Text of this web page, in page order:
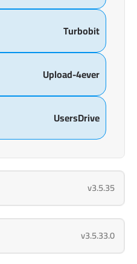
Turbobit
Upload-4ever
UsersDrive
v3.5.35
v3.5.33.0